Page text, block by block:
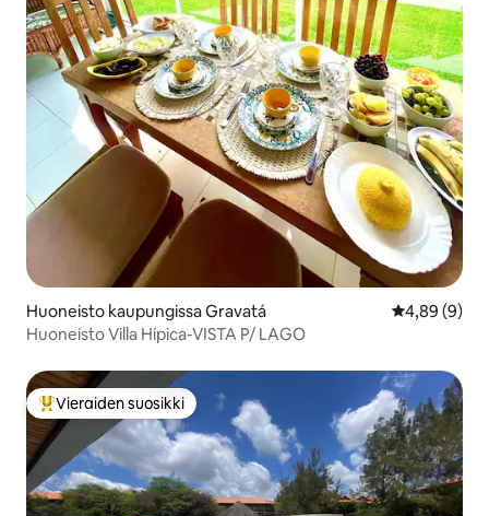
Huoneisto kaupungissa Gravatá
4,89 (9)
Huoneisto Villa Hípica-VISTA P/ LAGO
Vieraiden suosikkien parhaimmistoa
Vieraiden suosikki